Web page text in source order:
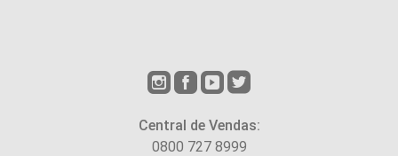
Central de Vendas:
0800 727 8999